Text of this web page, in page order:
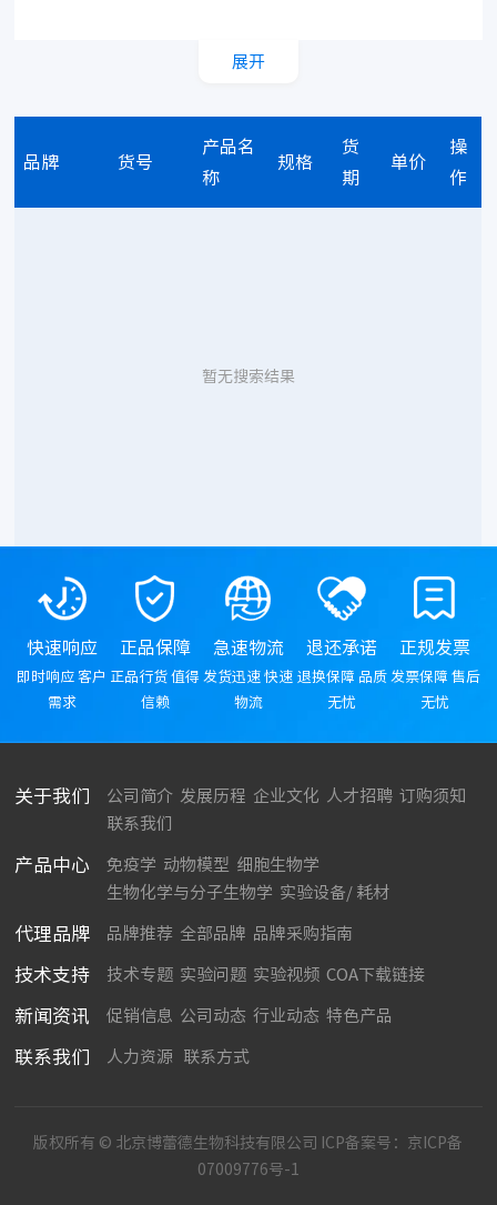
展开
品牌 货号
产品名
称
规格
货
期
单价
操
作
暂无搜索结果
快速响应
即时响应 客户
需求
正品保障
正品行货 值得
信赖
急速物流
发货迅速 快速
物流
退还承诺
退换保障 品质
无忧
正规发票
发票保障 售后
无忧
关于我们 公司简介 发展历程 企业文化 人才招聘 订购须知
联系我们
产品中心 免疫学 动物模型 细胞生物学
生物化学与分子生物学 实验设备/ 耗材
代理品牌 品牌推荐 全部品牌 品牌采购指南
技术支持 技术专题 实验问题 实验视频 COA下载链接
新闻资讯 促销信息 公司动态 行业动态 特色产品
联系我们 人力资源 联系方式
版权所有 © 北京博蕾德生物科技有限公司 ICP备案号： 京ICP备
07009776号-1